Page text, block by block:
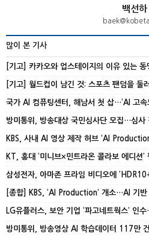
백선하
많이 본 기사
[기고] 카카오와 업스테이지의 이유 있는 동
[기고] 월드컵이 남긴 것: 스포츠 팬덤을 둘
국가 AI 컴퓨팅센터, 해남서 첫 삽…‘AI 고속
방미통위, 방송대상 국민심사단 모집…심
KBS, 사내 AI 영상 제작 허브 ‘AI
KT, 홍대 ‘미니브×민트라온 콜라보 에디션’
삼성전자, 아마존 프라임 비디오에
[종합] KBS, ‘AI Production’ 개소…AI 기
LG유플러스, 보안 기업 ‘파고네트웍스’ 인
방미통위, 방송영상 AI 학습데이터 117만